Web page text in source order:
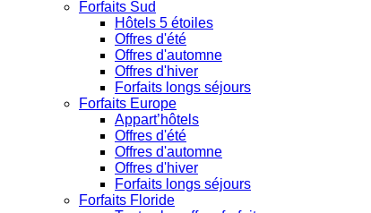
Forfaits Sud
Hôtels 5 étoiles
Offres d'été
Offres d'automne
Offres d'hiver
Forfaits longs séjours
Forfaits Europe
Appart’hôtels
Offres d'été
Offres d'automne
Offres d'hiver
Forfaits longs séjours
Forfaits Floride